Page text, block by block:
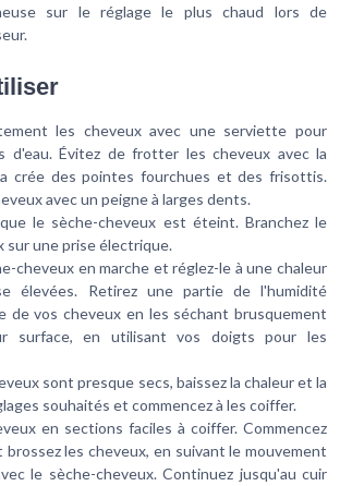
sur le réglage le plus chaud lors de
les cheveux avec une serviette pour
d'eau. Évitez de frotter les cheveux avec la
crée des pointes fourchues et des frisottis.
avec un peigne à larges dents.
le sèche-cheveux est éteint. Branchez le
sur une prise électrique.
cheveux en marche et réglez-le à une chaleur
élevées. Retirez une partie de l'humidité
de vos cheveux en les séchant brusquement
surface, en utilisant vos doigts pour les
sont presque secs, baissez la chaleur et la
souhaités et commencez à les coiffer.
en sections faciles à coiffer. Commencez
brossez les cheveux, en suivant le mouvement
le sèche-cheveux. Continuez jusqu'au cuir